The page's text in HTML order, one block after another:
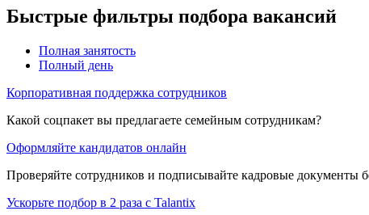
Быстрые фильтры подбора вакансий
Полная занятость
Полный день
Корпоративная поддержка сотрудников
Какой соцпакет вы предлагаете семейным сотрудникам?
Оформляйте кандидатов онлайн
Проверяйте сотрудников и подписывайте кадровые документы
Ускорьте подбор в 2 раза с Talantix